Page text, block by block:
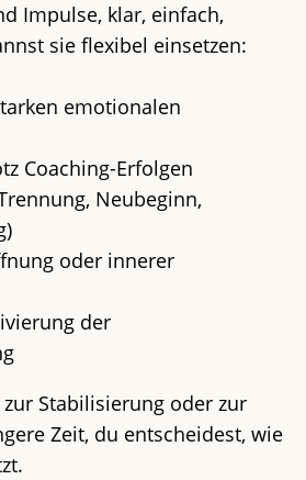
Impulse, klar, einfach,
sie flexibel einsetzen:
emotionalen
Coaching-Erfolgen
Neubeginn,
oder innerer
der
Stabilisierung oder zur
Zeit, du entscheidest, wie